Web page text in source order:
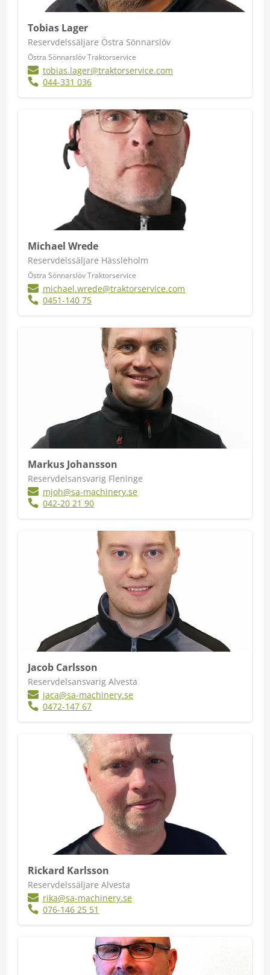
Tobias Lager
Reservdelssäljare Östra Sönnarslöv
Östra Sönnarslöv Traktorservice
tobias.lager@traktorservice.com
044-331 036
Michael Wrede
Reservdelssäljare Hässleholm
Östra Sönnarslöv Traktorservice
michael.wrede@traktorservice.com
0451-140 75
Markus Johansson
Reservdelsansvarig Fleninge
mjoh@sa-machinery.se
042-20 21 90
Jacob Carlsson
Reservdelsansvarig Alvesta
jaca@sa-machinery.se
0472-147 67
Rickard Karlsson
Reservdelssäljare Alvesta
rika@sa-machinery.se
076-146 25 51